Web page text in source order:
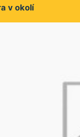
v okolí